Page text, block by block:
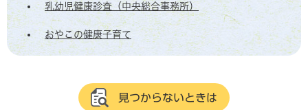
乳幼児健康診査（中央総合事務所）
おやこの健康子育て
見つからないときは